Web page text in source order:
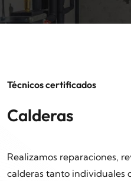
Técnicos certificados
Calderas
Realizamos reparaciones,
calderas tanto individuales